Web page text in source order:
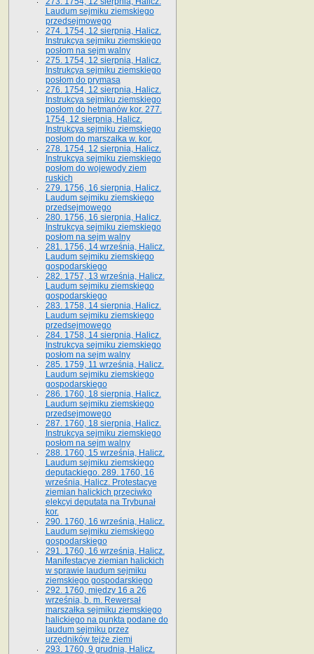
Laudum sejmiku ziemskiego
przedsejmowego
274. 1754, 12 sierpnia, Halicz.
Instrukcya sejmiku ziemskiego
posłom na sejm walny
275. 1754, 12 sierpnia, Halicz.
Instrukcya sejmiku ziemskiego
posłom do prymasa
276. 1754, 12 sierpnia, Halicz.
Instrukcya sejmiku ziemskiego
posłom do hetmanów kor. 277.
1754, 12 sierpnia, Halicz.
Instrukcya sejmiku ziemskiego
posłom do marszałka w. kor.
278. 1754, 12 sierpnia, Halicz.
Instrukcya sejmiku ziemskiego
posłom do wojewody ziem
ruskich
279. 1756, 16 sierpnia, Halicz.
Laudum sejmiku ziemskiego
przedsejmowego
280. 1756, 16 sierpnia, Halicz.
Instrukcya sejmiku ziemskiego
posłom na sejm walny
281. 1756, 14 września, Halicz.
Laudum sejmiku ziemskiego
gospodarskiego
282. 1757, 13 września, Halicz.
Laudum sejmiku ziemskiego
gospodarskiego
283. 1758, 14 sierpnia, Halicz.
Laudum sejmiku ziemskiego
przedsejmowego
284. 1758, 14 sierpnia, Halicz.
Instrukcya sejmiku ziemskiego
posłom na sejm walny
285. 1759, 11 września, Halicz.
Laudum sejmiku ziemskiego
gospodarskiego
286. 1760, 18 sierpnia, Halicz.
Laudum sejmiku ziemskiego
przedsejmowego
287. 1760, 18 sierpnia, Halicz.
Instrukcya sejmiku ziemskiego
posłom na sejm walny
288. 1760, 15 września, Halicz.
Laudum sejmiku ziemskiego
deputackiego. 289. 1760, 16
września, Halicz. Protestacye
ziemian halickich przeciwko
elekcyi deputata na Trybunał
kor.
290. 1760, 16 września, Halicz.
Laudum sejmiku ziemskiego
gospodarskiego
291. 1760, 16 września, Halicz.
Manifestacye ziemian halickich
w sprawie laudum sejmiku
ziemskiego gospodarskiego
292. 1760, między 16 a 26
września, b. m. Rewersał
marszałka sejmiku ziemskiego
halickiego na punkta podane do
laudum sejmiku przez
urzędników tejże ziemi
293. 1760, 9 grudnia, Halicz.